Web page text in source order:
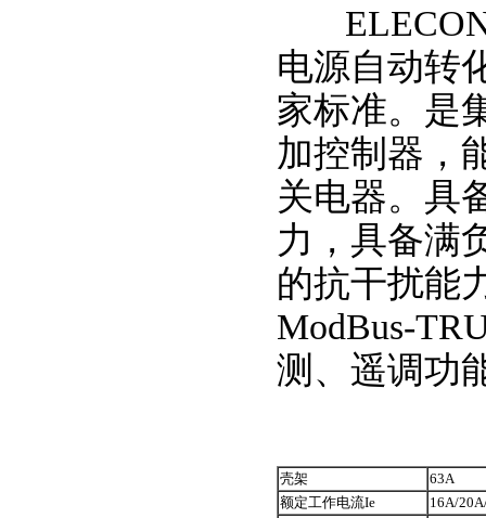
电源自动转
家标准。是
加控制器，
关电器。具
力，具备满
的抗干扰能
ModBus-
测、遥调功
壳架
63A
额定工作电流Ie
16A/